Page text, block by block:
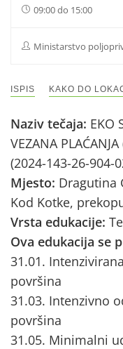
09:00 do 15:00
Ministarstvo
ISPIS KAKO DO
Naziv tečaja: EKO
VEZANA
(2024-143-26-904-
Mjesto: Dragutina
Kod Kotke,
Vrsta edukacije:
Ova edukacija se
31.01.
površina
31.03. Intenzivno
površina
31.05. Minimalni